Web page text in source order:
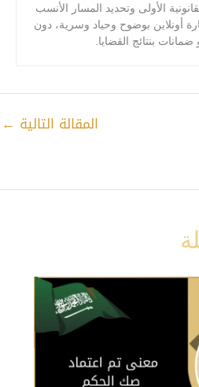
الأولى وتحديد المسار الأنسب
أونلاين بوضوح وحياد وسرية، دون
بنتائج القضايا.
المقالة التالية ←